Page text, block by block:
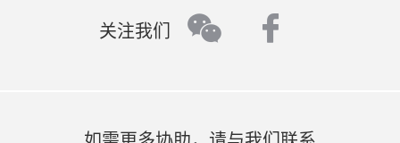
关注我们 wechat